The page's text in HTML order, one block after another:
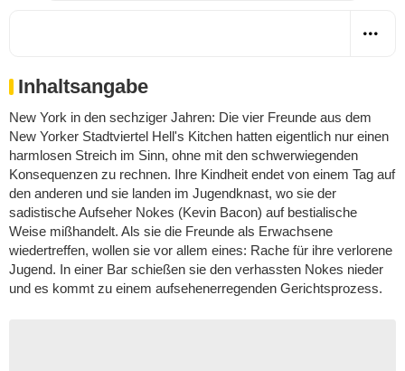
Inhaltsangabe
New York in den sechziger Jahren: Die vier Freunde aus dem
New Yorker Stadtviertel Hell's Kitchen hatten eigentlich nur einen
harmlosen Streich im Sinn, ohne mit den schwerwiegenden
Konsequenzen zu rechnen. Ihre Kindheit endet von einem Tag auf
den anderen und sie landen im Jugendknast, wo sie der
sadistische Aufseher Nokes (Kevin Bacon) auf bestialische
Weise mißhandelt. Als sie die Freunde als Erwachsene
wiedertreffen, wollen sie vor allem eines: Rache für ihre verlorene
Jugend. In einer Bar schießen sie den verhassten Nokes nieder
und es kommt zu einem aufsehenerregenden Gerichtsprozess.